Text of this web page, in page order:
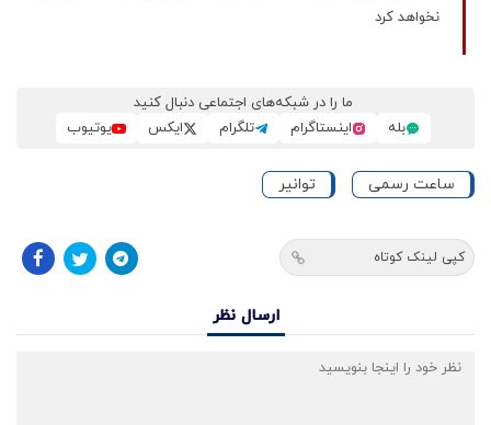
نخواهد کرد
ما را در شبکه‌های اجتماعی دنبال کنید
بله
اینستاگرام تلگرام ایکس یوتیوب
ساعت رسمی توانیر
کپی لینک کوتاه
ارسال نظر